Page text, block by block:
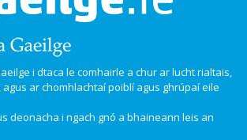
i dtaca le comhairle a chur ar lucht rialtais,
ar chomhlachtaí poiblí agus ghrúpaí eile
deonacha i ngach gnó a bhaineann leis an